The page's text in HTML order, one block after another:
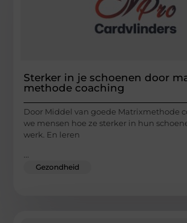
Sterker in je schoenen door
methode coaching
Door Middel van goede Matrixmethode
we mensen hoe ze sterker in hun
werk. En leren
Gezondheid